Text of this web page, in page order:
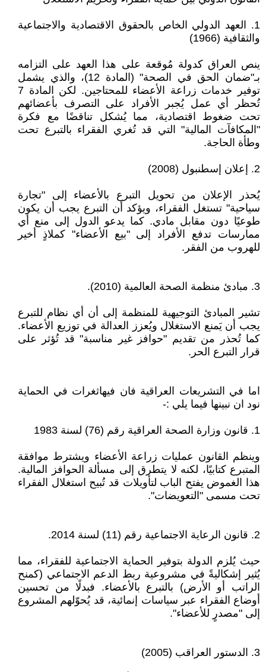
1. العهد الدولي الخاص بالحقوق الاقتصادية والاجتماعية
والثقافية (1966)
ينص العراق كدولة مُوقعة على هذا العهد على التزامه
بـ"ضمان الحق في الصحة" (المادة 12)، والذي يشمل
توفير خدمات زراعة الأعضاء للمحتاجين. لكن المادة 7
تُحظر أي عمل يُجبر الأفراد على التصرف بأعضائهم
تحت ضغوط اقتصادية، مما يُشكل تناقضًا مع فكرة
"المكافآت المالية" التي قد تُغري الفقراء بالتبرع تحت
وطأة الحاجة.
2. إعلان إسطنبول (2008)
يُحذر الإعلان من تحويل التبرع بالأعضاء إلى "تجارة
سياحية" تستغل الفقراء، ويؤكد أن التبرع يجب أن يكون
طوعيًا دون مقابل مادي. كما يدعو الدول إلى منع أي
ممارسات تدفع الأفراد إلى "بيع الأعضاء" كملاذٍ أخير
للهروب من الفقر.
3. مبادئ منظمة الصحة العالمية (2010).
تشير المبادئ التوجيهية للمنظمة إلى أن أي نظام للتبرع
يجب أن يَمنع الاستغلال ويُعزز العدالة في توزيع الأعضاء.
كما تُحذر من تقديم "حوافز غير مناسبة" قد تُؤثر على
قرار التبرع الحر.
اما في التشريعات العراقية فان فيهاثغرات في الحماية
نود ان نبينها فيما يلي :-
1. قانون وزارة الصحة العراقية رقم (76) لسنة 1983
وينظم القانون عمليات زراعة الأعضاء ويشترط موافقة
المتبرع كتابيًا، لكنه لا يتطرق إلى مسألة الحوافز المالية.
هذا الغموض يفتح الباب لتأويلات قد تُبيح استغلال الفقراء
تحت مسمى "التعويضات".
2. قانون الرعاية الاجتماعية رقم (11) لسنة 2014.
حيث يُلزم الدولة بتوفير الحماية الاجتماعية للفقراء، مما
يُثير إشكاليةً في مشروعية ربط الدعم الاجتماعي (كمنح
الراتب أو الأرض) بالتبرع بالأعضاء. فبدلًا من تحسين
أوضاع الفقراء عبر سياسات إنمائية، قد يُحوّلهم المشروع
إلى "مصدرٍ للأعضاء".
3. الدستور العراقب (2005)